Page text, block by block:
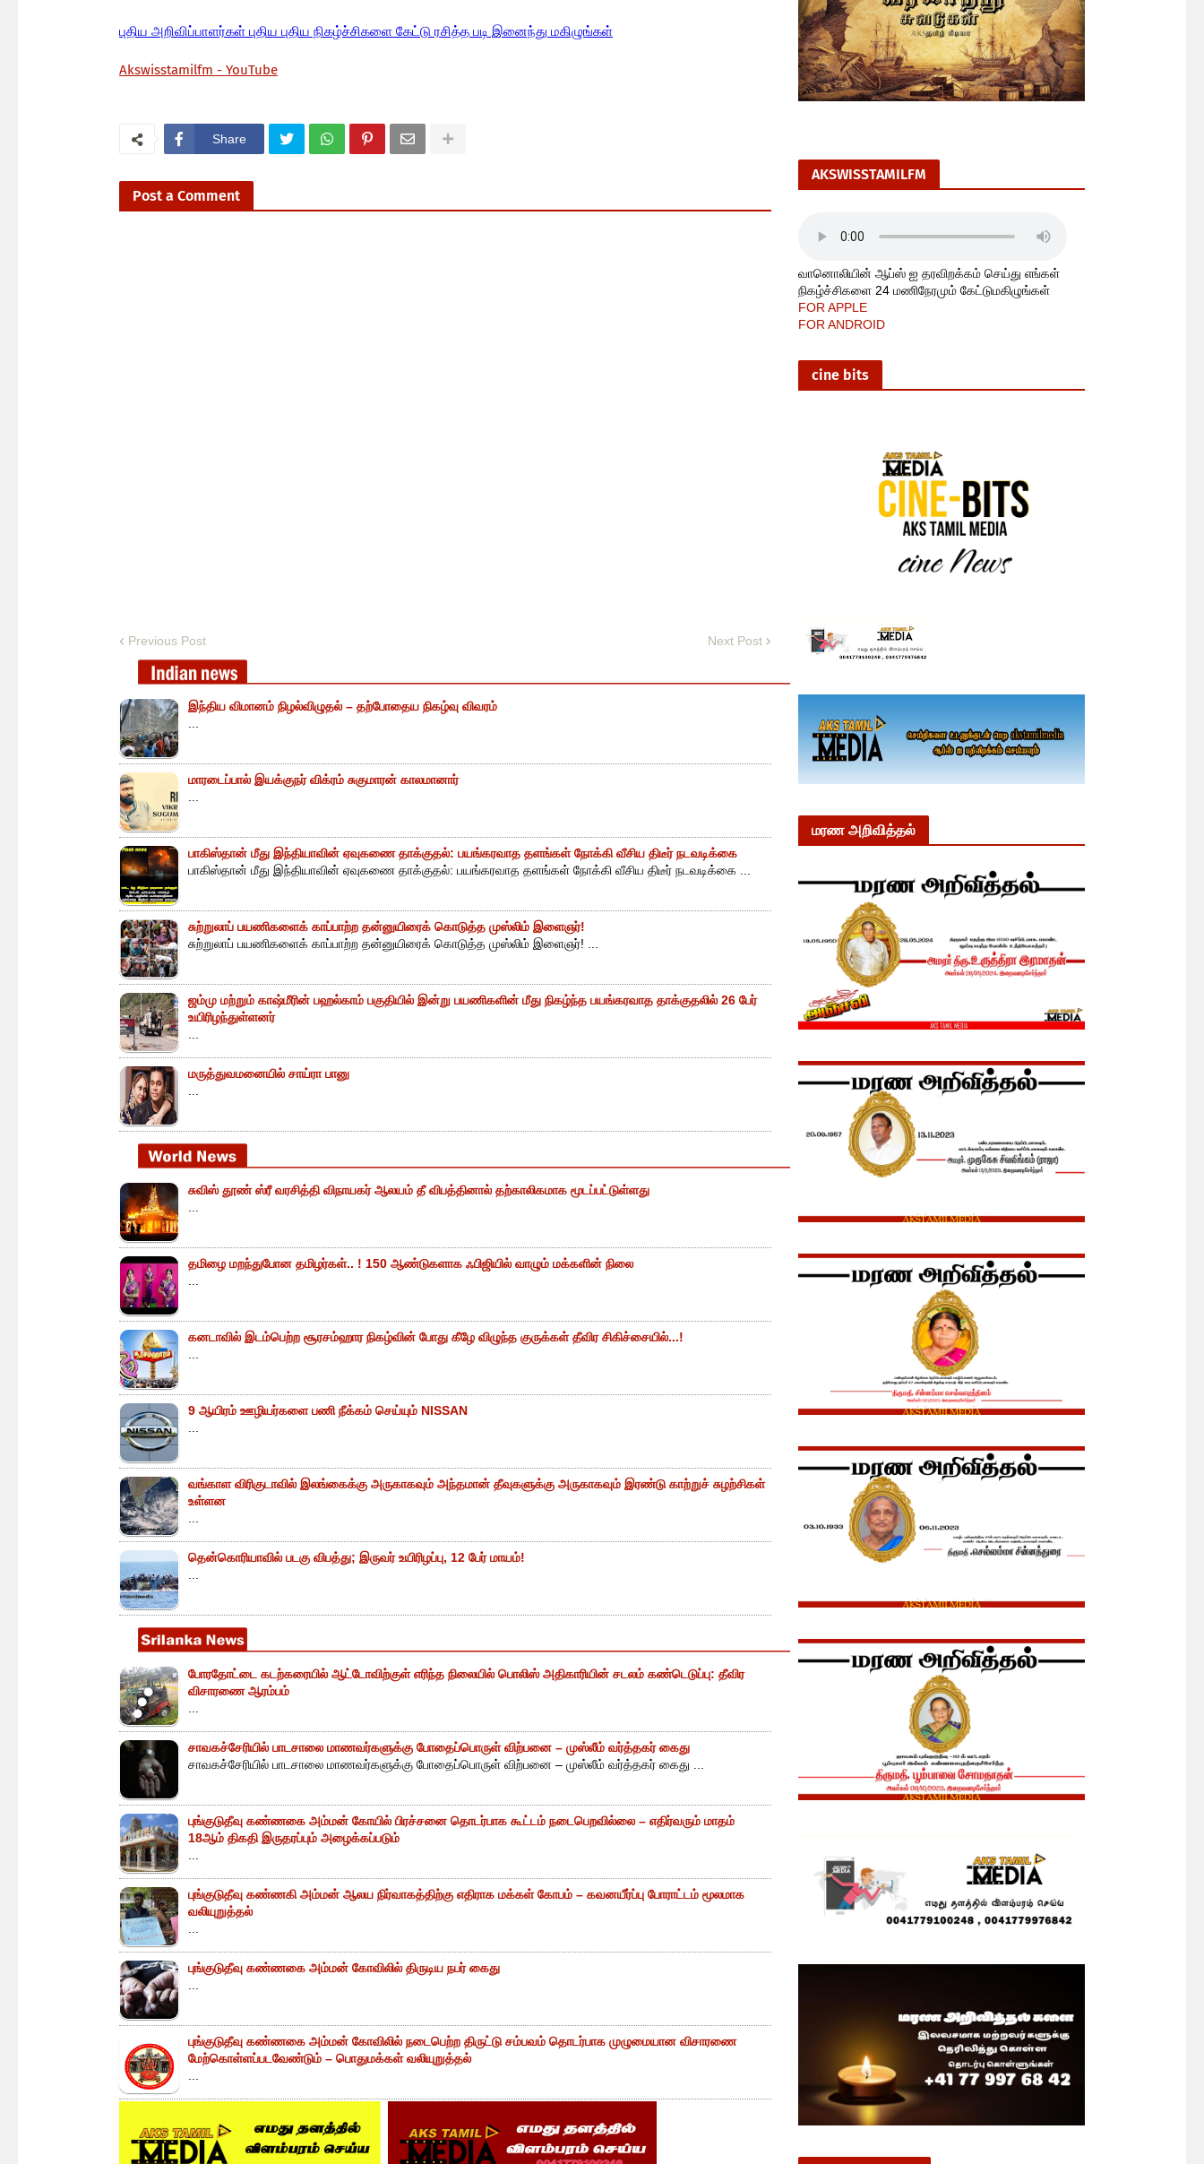
புதிய அறிவிப்பாளர்கள் புதிய புதிய நிகழ்ச்சிகளை கேட்டு ரசித்த படி இனைந்து மகிழுங்கள்
Akswisstamilfm - YouTube
Share
Post a Comment
Previous Post Next Post
இந்திய விமானம் நிழல்விழுதல் – தற்போதைய நிகழ்வு விவரம்
...
மாரடைப்பால் இயக்குநர் விக்ரம் சுகுமாரன் காலமானார்
...
பாகிஸ்தான் மீது இந்தியாவின் ஏவுகணை தாக்குதல்: பயங்கரவாத தளங்கள் நோக்கி வீசிய திடீர் நடவடிக்கை
பாகிஸ்தான் மீது இந்தியாவின் ஏவுகணை தாக்குதல்: பயங்கரவாத தளங்கள் நோக்கி வீசிய திடீர் நடவடிக்கை ...
சுற்றுலாப் பயணிகளைக் காப்பாற்ற தன்னுயிரைக் கொடுத்த முஸ்லிம் இளைஞர்!
சுற்றுலாப் பயணிகளைக் காப்பாற்ற தன்னுயிரைக் கொடுத்த முஸ்லிம் இளைஞர்! ...
ஜம்மு மற்றும் காஷ்மீரின் பஹல்காம் பகுதியில் இன்று பயணிகளின் மீது நிகழ்ந்த பயங்கரவாத தாக்குதலில் 26 பேர்
உயிரிழந்துள்ளனர்
...
மருத்துவமனையில் சாய்ரா பானு
...
சுவிஸ் தூண் ஸ்ரீ வரசித்தி விநாயகர் ஆலயம் தீ விபத்தினால் தற்காலிகமாக மூடப்பட்டுள்ளது
...
தமிழை மறந்துபோன தமிழர்கள்.. ! 150 ஆண்டுகளாக ஃபிஜியில் வாழும் மக்களின் நிலை
...
கனடாவில் இடம்பெற்ற சூரசம்ஹார நிகழ்வின் போது கீழே விழுந்த குருக்கள் தீவிர சிகிச்சையில்...!
...
9 ஆயிரம் ஊழியர்களை பணி நீக்கம் செய்யும் NISSAN
...
வங்காள விரிகுடாவில் இலங்கைக்கு அருகாகவும் அந்தமான் தீவுகளுக்கு அருகாகவும் இரண்டு காற்றுச் சுழற்சிகள்
உள்ளன
...
தென்கொரியாவில் படகு விபத்து; இருவர் உயிரிழப்பு, 12 பேர் மாயம்!
...
போரதோட்டை கடற்கரையில் ஆட்டோவிற்குள் எரிந்த நிலையில் பொலிஸ் அதிகாரியின் சடலம் கண்டெடுப்பு: தீவிர
விசாரணை ஆரம்பம்
...
சாவகச்சேரியில் பாடசாலை மாணவர்களுக்கு போதைப்பொருள் விற்பனை – முஸ்லீம் வர்த்தகர் கைது
சாவகச்சேரியில் பாடசாலை மாணவர்களுக்கு போதைப்பொருள் விற்பனை – முஸ்லீம் வர்த்தகர் கைது ...
புங்குடுதீவு கண்ணகை அம்மன் கோயில் பிரச்சனை தொடர்பாக கூட்டம் நடைபெறவில்லை – எதிர்வரும் மாதம்
18ஆம் திகதி இருதரப்பும் அழைக்கப்படும்
...
புங்குடுதீவு கண்ணகி அம்மன் ஆலய நிர்வாகத்திற்கு எதிராக மக்கள் கோபம் – கவனயீர்ப்பு போராட்டம் மூலமாக
வலியுறுத்தல்
...
புங்குடுதீவு கண்ணகை அம்மன் கோவிலில் திருடிய நபர் கைது
...
புங்குடுதீவு கண்ணகை அம்மன் கோவிலில் நடைபெற்ற திருட்டு சம்பவம் தொடர்பாக முழுமையான விசாரணை
மேற்கொள்ளப்படவேண்டும் – பொதுமக்கள் வலியுறுத்தல்
...
AKSWISSTAMILFM
வானொலியின் ஆப்ஸ் ஐ தரவிறக்கம் செய்து எங்கள்
நிகழ்ச்சிகளை 24 மணிநேரமும் கேட்டுமகிழுங்கள்
FOR APPLE
FOR ANDROID
cine bits
மரண அறிவித்தல்